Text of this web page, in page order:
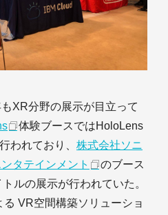
XR分野の展示が目立って
体験ブースではHoloLens
われており、 株式会社ソニ
タテインメント
のブース
ルの展示が行われていた。
る VR空間構築ソリューショ